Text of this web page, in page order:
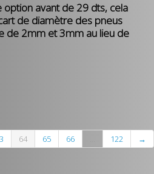
option avant de 29 dts, cela
de diamètre des pneus
de 2mm et 3mm au lieu de
64 65 66 122 →